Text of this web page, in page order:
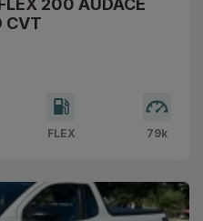
200 AUDACE
CVT
FLEX 79k